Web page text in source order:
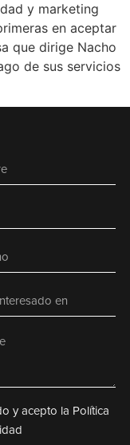
y marketing
en aceptar
que dirige Nacho
de sus servicios
y acepto la Política